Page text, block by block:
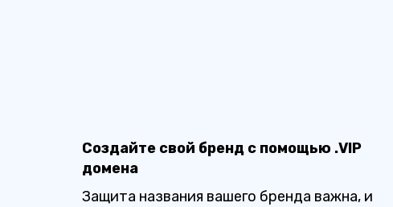
Создайте свой бренд с помощью .VIP
домена
Защита названия вашего бренда важна, и